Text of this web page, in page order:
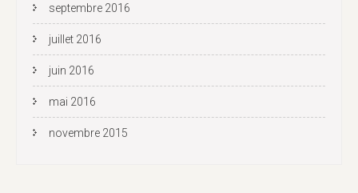
septembre 2016
juillet 2016
juin 2016
mai 2016
novembre 2015